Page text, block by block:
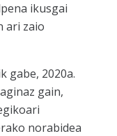
ikusgai
ari zaio
gabe, 2020a.
gain,
norabidea